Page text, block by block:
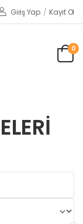
Giriş Yap / Kayıt Ol
0